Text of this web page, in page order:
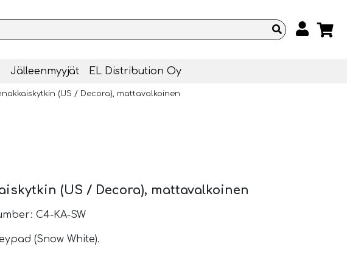
Jälleenmyyjät EL Distribution Oy
(US / Decora), mattavalkoinen
(US / Decora), mattavalkoinen
C4-KA-SW
(Snow White).